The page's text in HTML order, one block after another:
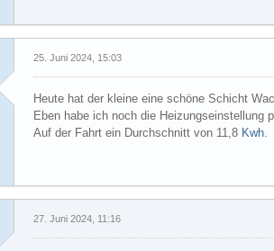
25. Juni 2024, 15:03
Heute hat der kleine eine schöne Schicht
Eben habe ich noch die Heizungseinstellung
Auf der Fahrt ein Durchschnitt von 11,8 Kwh.
27. Juni 2024, 11:16